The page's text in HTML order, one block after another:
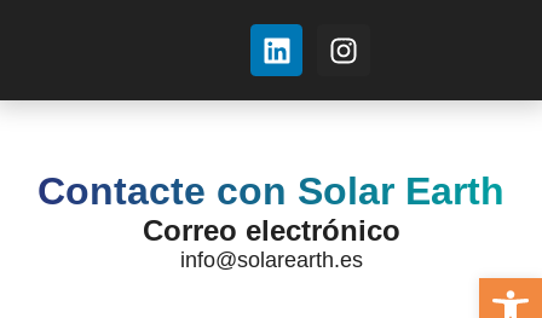
Contacte con Solar Earth
Correo electrónico
info@solarearth.es
Abrir